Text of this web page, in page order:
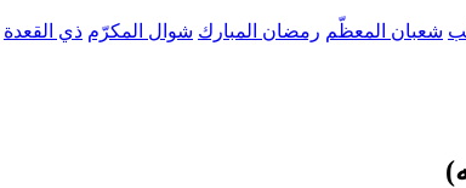
شعبان المعظّم رمضان المبارك شوال المكرّم ذي القعدة